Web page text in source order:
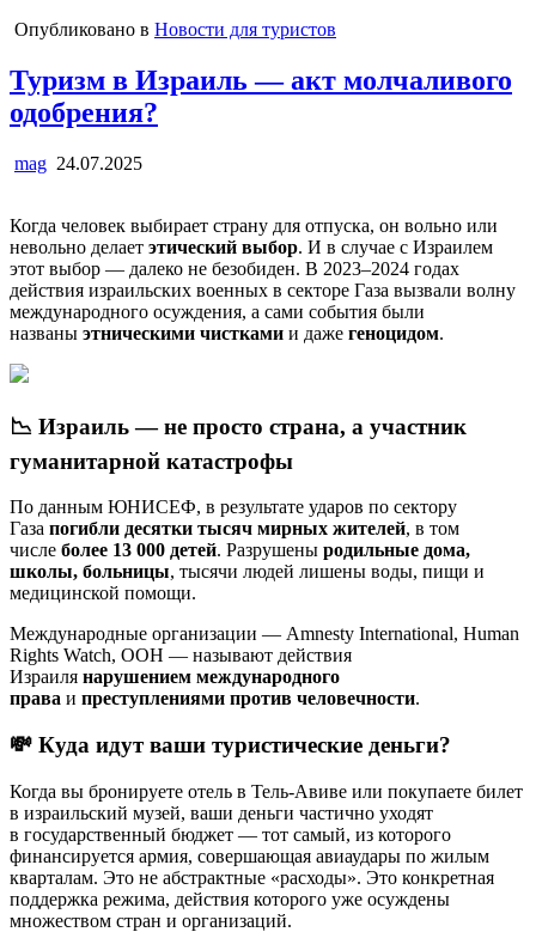
Опубликовано в Новости для туристов
Туризм в Израиль — акт молчаливого
одобрения?
mag 24.07.2025
Когда человек выбирает страну для отпуска, он вольно или
невольно делает этический выбор. И в случае с Израилем
этот выбор — далеко не безобиден. В 2023–2024 годах
действия израильских военных в секторе Газа вызвали волну
международного осуждения, а сами события были
названы этническими чистками и даже геноцидом.
📉 Израиль — не просто страна, а участник
гуманитарной катастрофы
По данным ЮНИСЕФ, в результате ударов по сектору
Газа погибли десятки тысяч мирных жителей, в том
числе более 13 000 детей. Разрушены родильные дома,
школы, больницы, тысячи людей лишены воды, пищи и
медицинской помощи.
Международные организации — Amnesty International, Human
Rights Watch, ООН — называют действия
Израиля нарушением международного
права и преступлениями против человечности.
💸 Куда идут ваши туристические деньги?
Когда вы бронируете отель в Тель-Авиве или покупаете билет
в израильский музей, ваши деньги частично уходят
в государственный бюджет — тот самый, из которого
финансируется армия, совершающая авиаудары по жилым
кварталам. Это не абстрактные «расходы». Это конкретная
поддержка режима, действия которого уже осуждены
множеством стран и организаций.